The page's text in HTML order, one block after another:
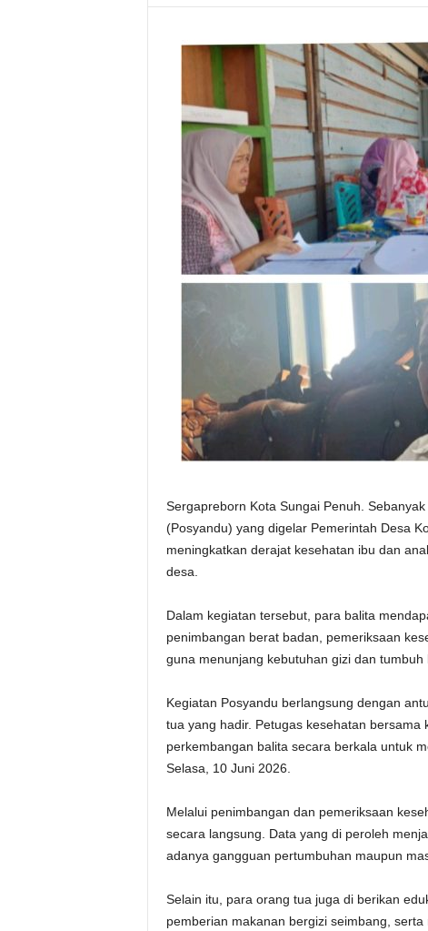
Sergapreborn Kota Sungai Penuh.
(Posyandu) yang digelar Pemerintah Desa
meningkatkan derajat kesehatan ibu dan
desa.
Dalam kegiatan tersebut, para balita
penimbangan berat badan, pemeriksaan
guna menunjang kebutuhan gizi dan tumbuh
Kegiatan Posyandu berlangsung dengan
tua yang hadir. Petugas kesehatan
perkembangan balita secara berkala untuk
Selasa, 10 Juni 2026.
Melalui penimbangan dan pemeriksaan
secara langsung. Data yang di peroleh
adanya gangguan pertumbuhan maupun
Selain itu, para orang tua juga di berikan
pemberian makanan bergizi seimbang,